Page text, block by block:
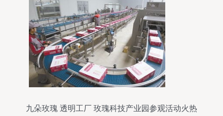
九朵玫瑰 透明工厂 玫瑰科技产业园参观活动火热